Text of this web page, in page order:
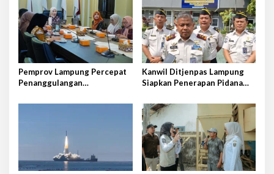
Pemprov Lampung Percepat
Penanggulangan
Kanwil Ditjenpas Lampung
Siapkan Penerapan Pidana